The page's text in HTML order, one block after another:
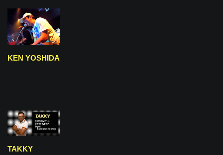
KEN YOSHIDA
TAKKY